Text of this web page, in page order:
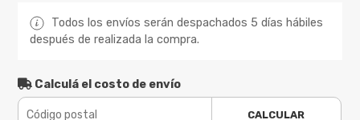
Todos los envíos serán despachados 5 días hábiles
después de realizada la compra.
Calculá el costo de envío
CALCULAR